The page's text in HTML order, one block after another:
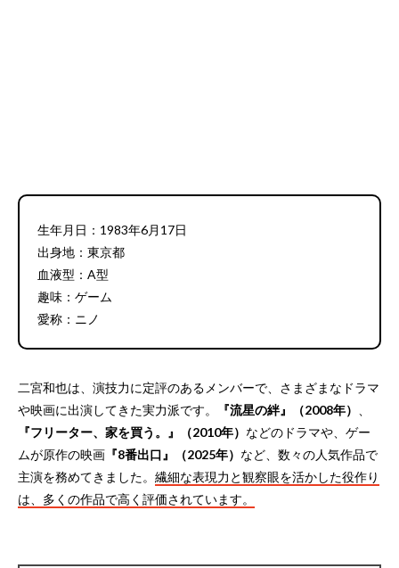
生年月日：1983年6月17日
出身地：東京都
血液型：A型
趣味：ゲーム
愛称：ニノ
二宮和也は、演技力に定評のあるメンバーで、さまざまなドラマ
や映画に出演してきた実力派です。
『流星の絆』（2008年）
『フリーター、家を買う。』（2010年） などのドラマや、ゲー
ムが原作の映画 『8番出口』（2025年） など、数々の人気作品で
主演を務めてきました。 繊細な表現力と観察眼を活かした役作り
は、多くの作品で高く評価されています。